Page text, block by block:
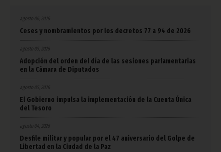
agosto 06, 2026
Ceses y nombramientos por los decretos 77 a 94 de 2026
Adopción del orden del día de las sesiones parlamentarias
en la Cámara de Diputados
El Gobierno impulsa la implementación de la Cuenta Única
del Tesoro
agosto 04, 2026
Desfile militar y popular por el 47 aniversario del Golpe de
Libertad en la Ciudad de la Paz